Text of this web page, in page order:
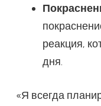
реакция,
дня.
«Я всегда